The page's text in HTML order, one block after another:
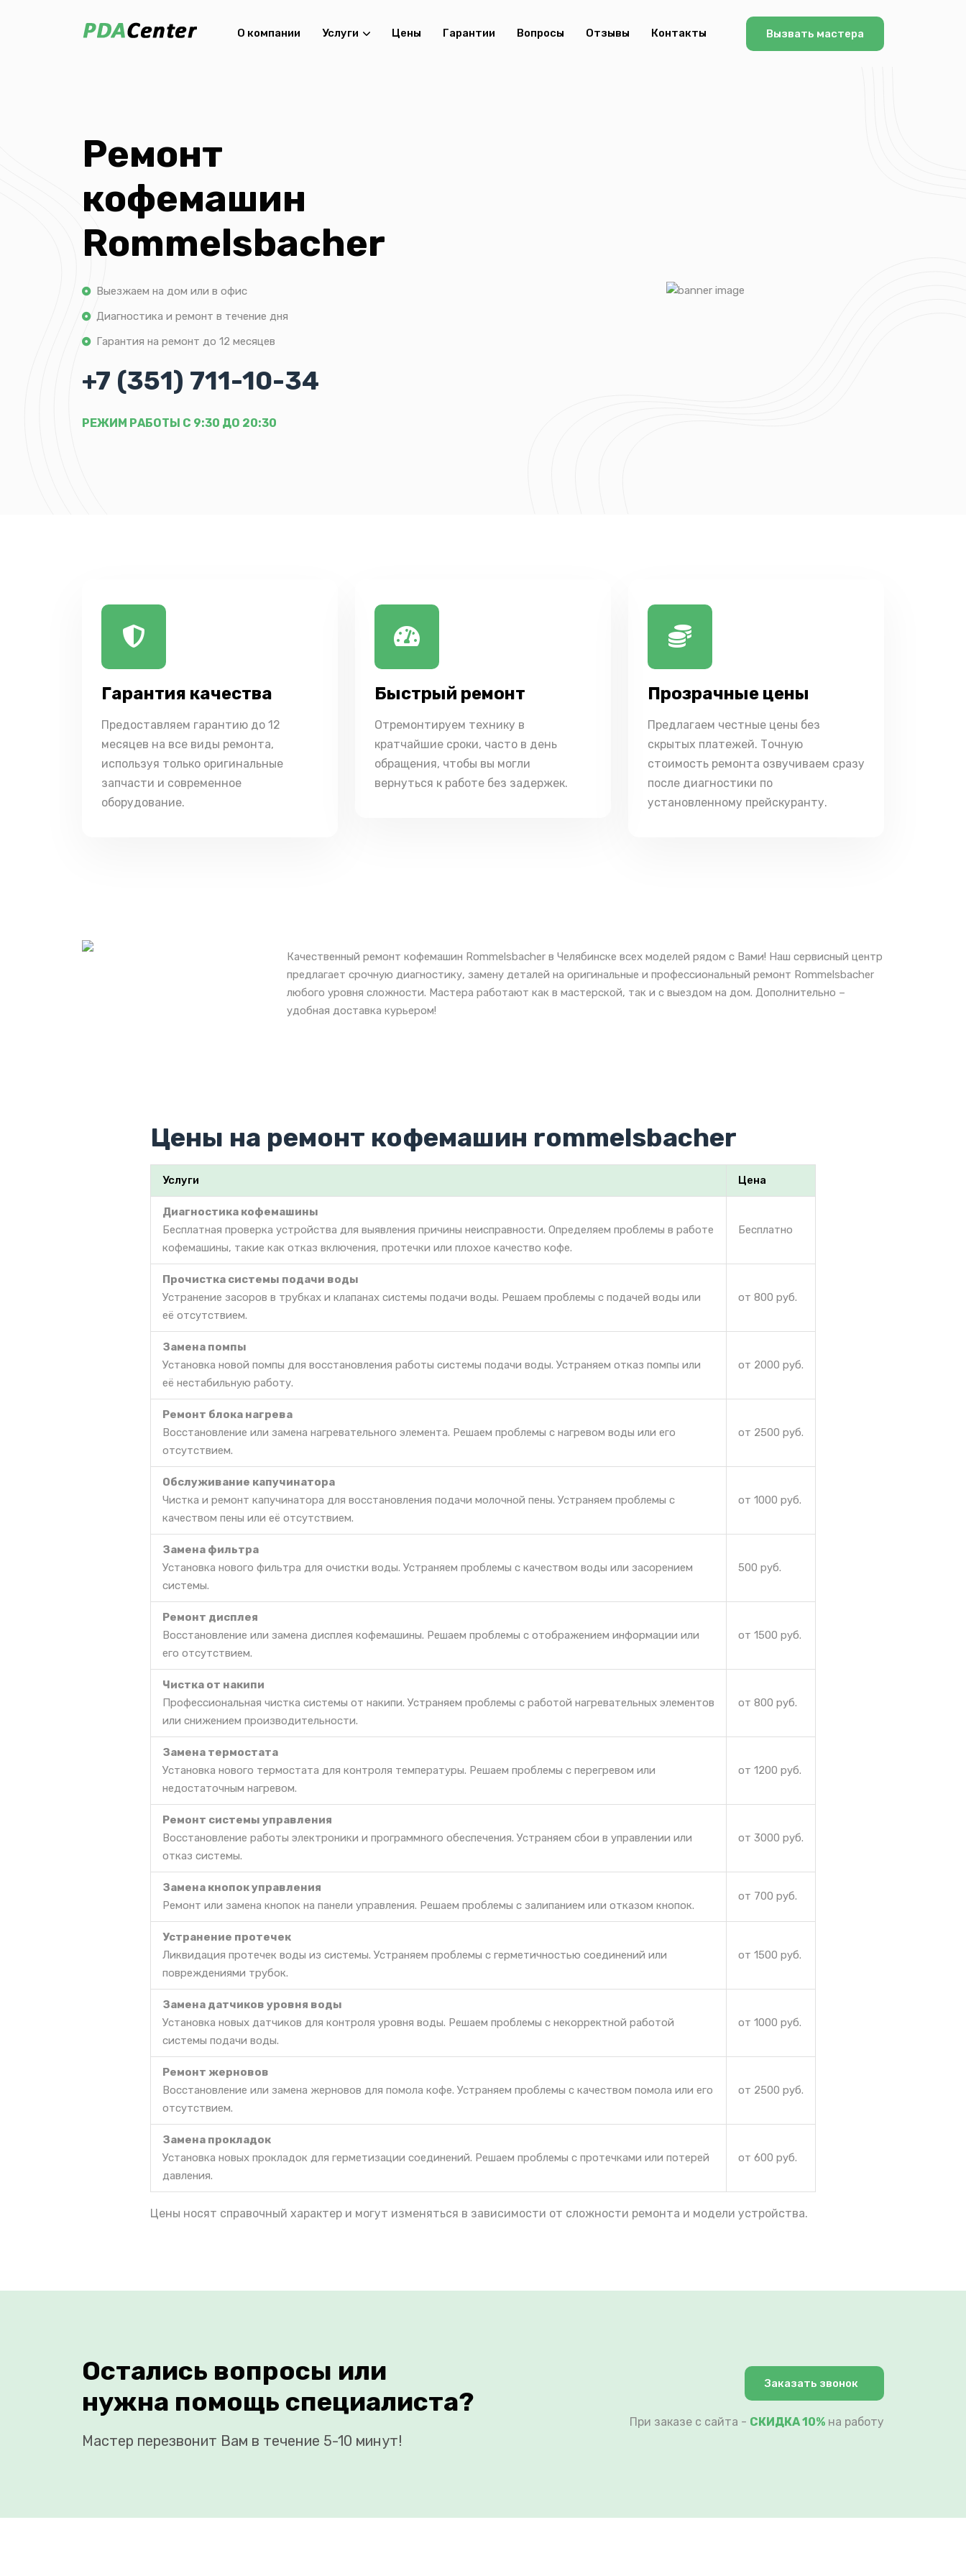
О компании Услуги Цены Гарантии Вопросы Отзывы Контакты Вызвать мастера
Ремонт
кофемашин
Rommelsbacher
Выезжаем на дом или в офис
Диагностика и ремонт в течение дня
Гарантия на ремонт до 12 месяцев
+7 (351) 711-10-34
РЕЖИМ РАБОТЫ С 9:30 ДО 20:30
Гарантия качества
Предоставляем гарантию до 12
месяцев на все виды ремонта,
используя только оригинальные
запчасти и современное
оборудование.
Быстрый ремонт
Отремонтируем технику в
кратчайшие сроки, часто в день
обращения, чтобы вы могли
вернуться к работе без задержек.
Прозрачные цены
Предлагаем честные цены без
скрытых платежей. Точную
стоимость ремонта озвучиваем сразу
после диагностики по
установленному прейскуранту.
Качественный ремонт кофемашин Rommelsbacher в Челябинске всех моделей рядом с Вами! Наш сервисный центр
предлагает срочную диагностику, замену деталей на оригинальные и профессиональный ремонт Rommelsbacher
любого уровня сложности. Мастера работают как в мастерской, так и с выездом на дом. Дополнительно –
удобная доставка курьером!
Цены на ремонт кофемашин rommelsbacher
Услуги Цена
Диагностика кофемашины
Бесплатная проверка устройства для выявления причины неисправности. Определяем проблемы в работе
кофемашины, такие как отказ включения, протечки или плохое качество кофе.
Бесплатно
Прочистка системы подачи воды
Устранение засоров в трубках и клапанах системы подачи воды. Решаем проблемы с подачей воды или
её отсутствием.
от 800 руб.
Замена помпы
Установка новой помпы для восстановления работы системы подачи воды. Устраняем отказ помпы или
её нестабильную работу.
от 2000 руб.
Ремонт блока нагрева
Восстановление или замена нагревательного элемента. Решаем проблемы с нагревом воды или его
отсутствием.
от 2500 руб.
Обслуживание капучинатора
Чистка и ремонт капучинатора для восстановления подачи молочной пены. Устраняем проблемы с
качеством пены или её отсутствием.
от 1000 руб.
Замена фильтра
Установка нового фильтра для очистки воды. Устраняем проблемы с качеством воды или засорением
системы.
500 руб.
Ремонт дисплея
Восстановление или замена дисплея кофемашины. Решаем проблемы с отображением информации или
его отсутствием.
от 1500 руб.
Чистка от накипи
Профессиональная чистка системы от накипи. Устраняем проблемы с работой нагревательных элементов
или снижением производительности.
от 800 руб.
Замена термостата
Установка нового термостата для контроля температуры. Решаем проблемы с перегревом или
недостаточным нагревом.
от 1200 руб.
Ремонт системы управления
Восстановление работы электроники и программного обеспечения. Устраняем сбои в управлении или
отказ системы.
от 3000 руб.
Замена кнопок управления
Ремонт или замена кнопок на панели управления. Решаем проблемы с залипанием или отказом кнопок.
от 700 руб.
Устранение протечек
Ликвидация протечек воды из системы. Устраняем проблемы с герметичностью соединений или
повреждениями трубок.
от 1500 руб.
Замена датчиков уровня воды
Установка новых датчиков для контроля уровня воды. Решаем проблемы с некорректной работой
системы подачи воды.
от 1000 руб.
Ремонт жерновов
Восстановление или замена жерновов для помола кофе. Устраняем проблемы с качеством помола или его
отсутствием.
от 2500 руб.
Замена прокладок
Установка новых прокладок для герметизации соединений. Решаем проблемы с протечками или потерей
давления.
от 600 руб.
Цены носят справочный характер и могут изменяться в зависимости от сложности ремонта и модели устройства.
Остались вопросы или
нужна помощь специалиста?
Мастер перезвонит Вам в течение 5-10 минут!
Заказать звонок
При заказе с сайта - СКИДКА 10% на работу